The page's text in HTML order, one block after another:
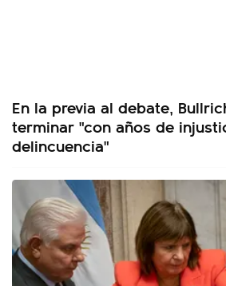
En la previa al debate,
terminar "con años de
delincuencia"